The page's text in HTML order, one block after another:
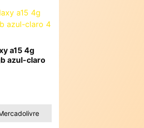
a15 4g
azul-claro